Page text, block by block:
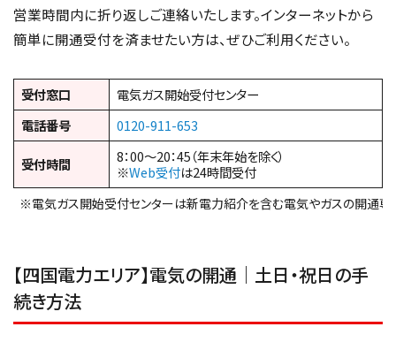
営業時間内に折り返しご連絡いたします。インターネットから
簡単に開通受付を済ませたい方は、ぜひご利用ください。
受付窓口
電気ガス開始受付センター
電話番号
0120-911-653
受付時間
8：00～20：45（年末年始を除く）
※Web受付は24時間受付
※電気ガス開始受付センターは新電力紹介を含む電気やガスの開通専
【四国電力エリア】電気の開通｜土日・祝日の手
続き方法